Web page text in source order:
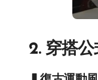
2. 穿搭